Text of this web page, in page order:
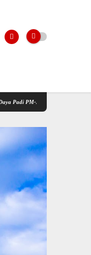
Kementerian Pertanian Gelar